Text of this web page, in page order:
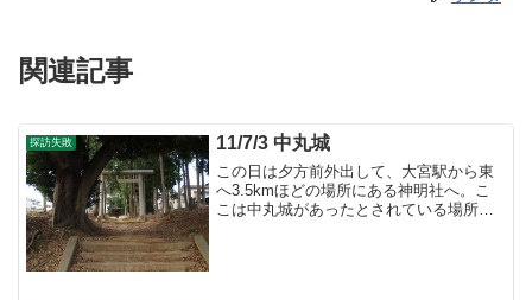
関連記事
探訪失敗 11/7/3 中丸城
この日は夕方前外出して、大宮駅から東
へ3.5kmほどの場所にある神明社へ。こ
こは中丸城があったとされている場所で